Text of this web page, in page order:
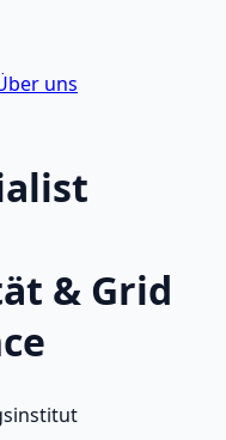
uns
& Grid